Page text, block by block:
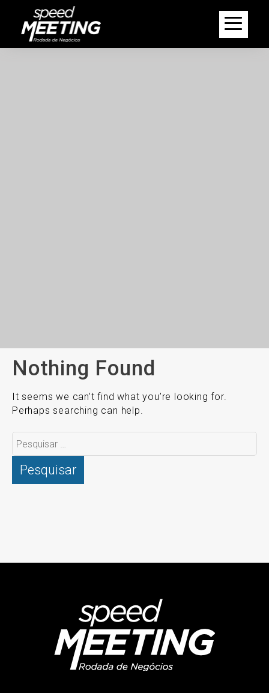
Nothing Found
It seems we can’t find what you’re looking for.
Perhaps searching can help.
Pesquisar
por: